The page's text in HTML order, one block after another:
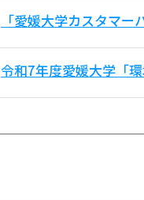
「愛媛大学カスタマ
令和7年度愛媛大学「